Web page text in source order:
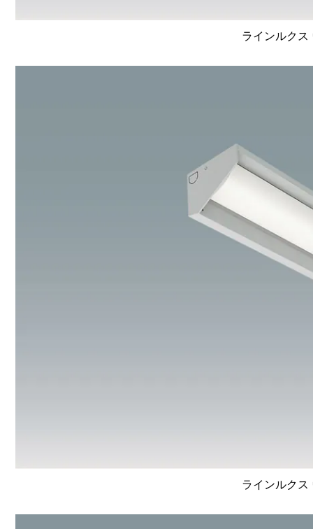
ラインルクス
ラインルクス